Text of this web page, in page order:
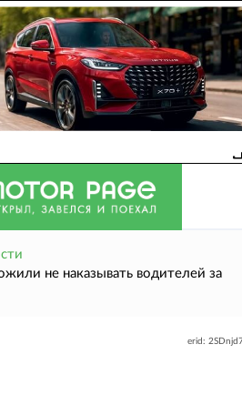
не наказывать водителей за
erid: